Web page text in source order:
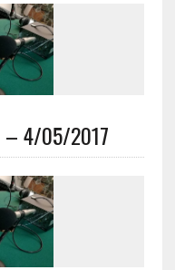
– 4/05/2017